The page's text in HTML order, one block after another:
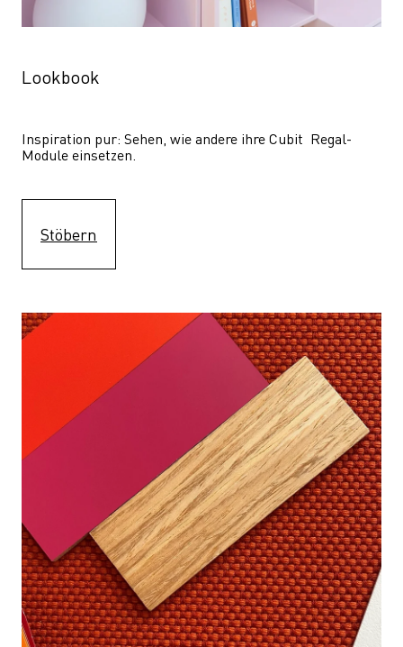
Lookbook
Inspiration pur: Sehen, wie andere ihre Cubit  Regal-
Module einsetzen.
Stöbern